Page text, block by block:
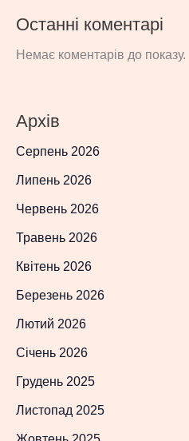
Останні коментарі
Немає коментарів до показу.
Архів
Серпень 2026
Липень 2026
Червень 2026
Травень 2026
Квітень 2026
Березень 2026
Лютий 2026
Січень 2026
Грудень 2025
Листопад 2025